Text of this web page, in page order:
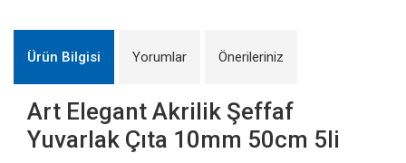
Ürün Bilgisi Yorumlar Önerileriniz
Art Elegant Akrilik Şeffaf
Yuvarlak Çıta 10mm 50cm 5li